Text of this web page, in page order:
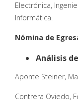
Electrónica,
Informática.
Nómina de
Análisis
Aponte Steiner,
Contrera Oviedo,